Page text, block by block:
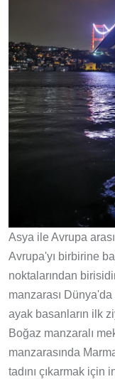
Asya ile Avrupa
Avrupa'yı birbirine
noktalarından
manzarası
ayak basanların ilk
Boğaz manzaralı
manzarasında
tadını çıkarmak için